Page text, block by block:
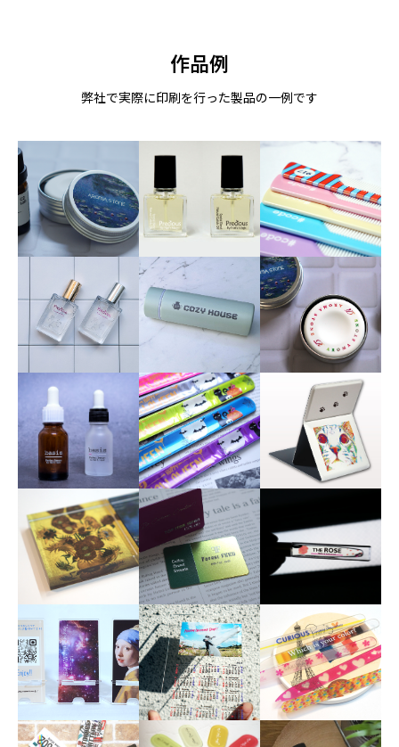
作品例
弊社で実際に印刷を行った製品の一例です